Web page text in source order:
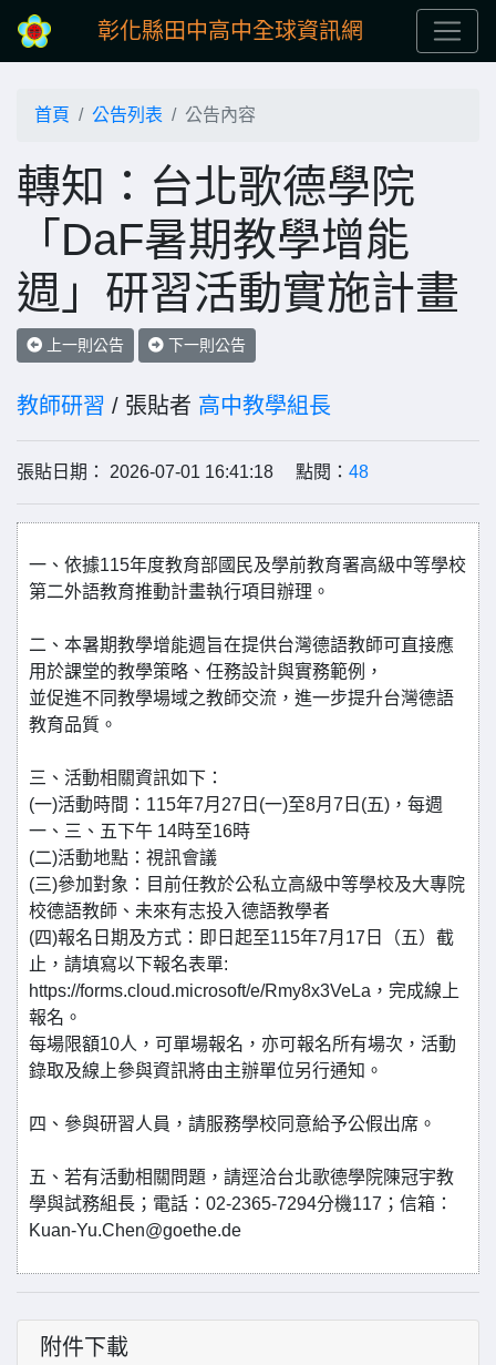
彰化縣田中高中全球資訊網
首頁 公告列表 公告內容
轉知：台北歌德學院
「DaF暑期教學增能
週」研習活動實施計畫
上一則公告 下一則公告
教師研習 / 張貼者 高中教學組長
張貼日期： 2026-07-01 16:41:18 點閱： 48
一、依據115年度教育部國民及學前教育署高級中等學校
第二外語教育推動計畫執行項目辦理。
二、本暑期教學增能週旨在提供台灣德語教師可直接應
用於課堂的教學策略、任務設計與實務範例，
並促進不同教學場域之教師交流，進一步提升台灣德語
教育品質。
三、活動相關資訊如下：
(一)活動時間：115年7月27日(一)至8月7日(五)，每週
一、三、五下午 14時至16時
(二)活動地點：視訊會議
(三)參加對象：目前任教於公私立高級中等學校及大專院
校德語教師、未來有志投入德語教學者
(四)報名日期及方式：即日起至115年7月17日（五）截
止，請填寫以下報名表單:
https://forms.cloud.microsoft/e/Rmy8x3VeLa，完成線上
報名。
每場限額10人，可單場報名，亦可報名所有場次，活動
錄取及線上參與資訊將由主辦單位另行通知。
四、參與研習人員，請服務學校同意給予公假出席。
五、若有活動相關問題，請逕洽台北歌德學院陳冠宇教
學與試務組長；電話：02-2365-7294分機117；信箱：
Kuan-Yu.Chen@goethe.de
附件下載